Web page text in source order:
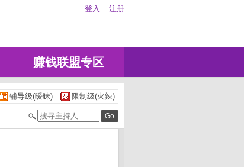
登入 注册
赚钱联盟专区
辅导级(暧昧) 限制级(火辣)